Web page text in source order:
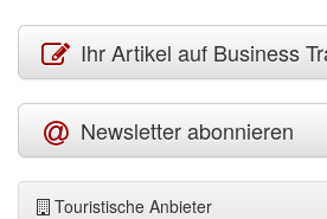
Ihr Artikel auf Business
Newsletter abonnieren
Touristische Anbieter